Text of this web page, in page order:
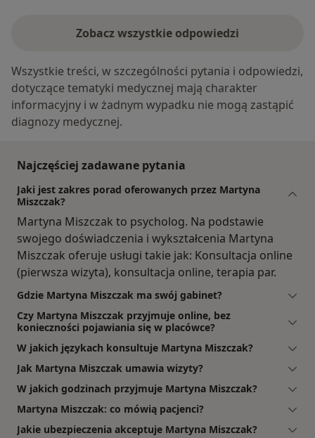
Zobacz wszystkie odpowiedzi
Wszystkie treści, w szczególności pytania i odpowiedzi,
dotyczące tematyki medycznej mają charakter
informacyjny i w żadnym wypadku nie mogą zastąpić
diagnozy medycznej.
Najczęściej zadawane pytania
Jaki jest zakres porad oferowanych przez Martyna
Miszczak?
Martyna Miszczak to psycholog. Na podstawie
swojego doświadczenia i wykształcenia Martyna
Miszczak oferuje usługi takie jak: Konsultacja online
(pierwsza wizyta), konsultacja online, terapia par.
Gdzie Martyna Miszczak ma swój gabinet?
Czy Martyna Miszczak przyjmuje online, bez
konieczności pojawiania się w placówce?
W jakich językach konsultuje Martyna Miszczak?
Jak Martyna Miszczak umawia wizyty?
W jakich godzinach przyjmuje Martyna Miszczak?
Martyna Miszczak: co mówią pacjenci?
Jakie ubezpieczenia akceptuje Martyna Miszczak?